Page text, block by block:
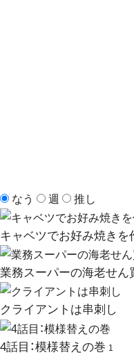
なう 週 推し
キャベツでお好み焼きを
業務スーパーの海老せん
クライアントは串刺し
4話目：模様替えの巻 1